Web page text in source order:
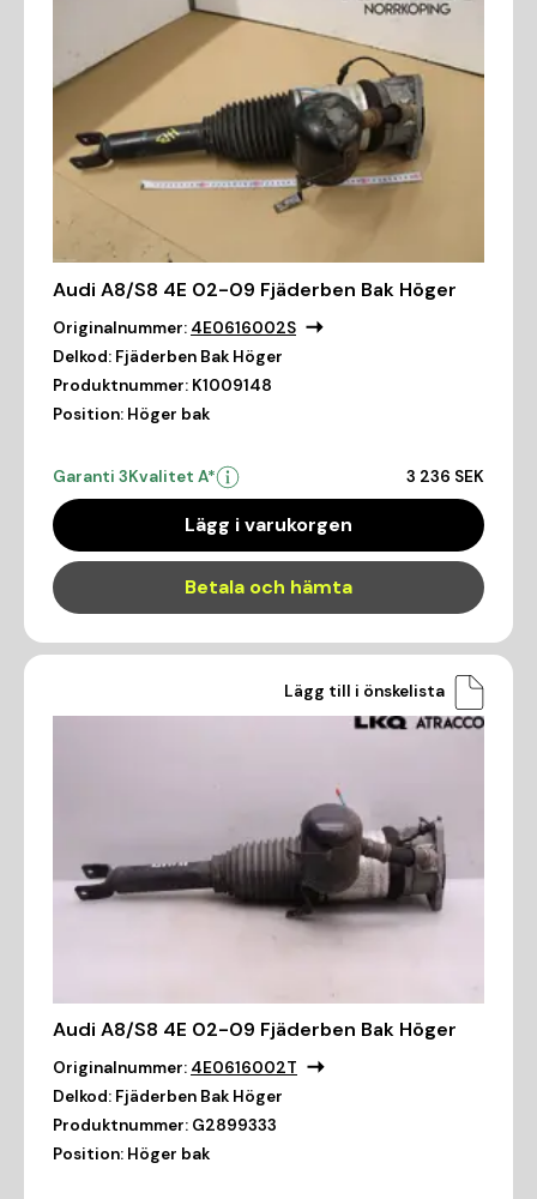
Audi A8/S8 4E 02-09 Fjäderben Bak Höger
Originalnummer: 4E0616002S
Delkod: Fjäderben Bak Höger
Produktnummer: K1009148
Position: Höger bak
Garanti 3Kvalitet A* 3 236 SEK
Lägg i varukorgen
Betala och hämta
Lägg till i önskelista
Audi A8/S8 4E 02-09 Fjäderben Bak Höger
Originalnummer: 4E0616002T
Delkod: Fjäderben Bak Höger
Produktnummer: G2899333
Position: Höger bak